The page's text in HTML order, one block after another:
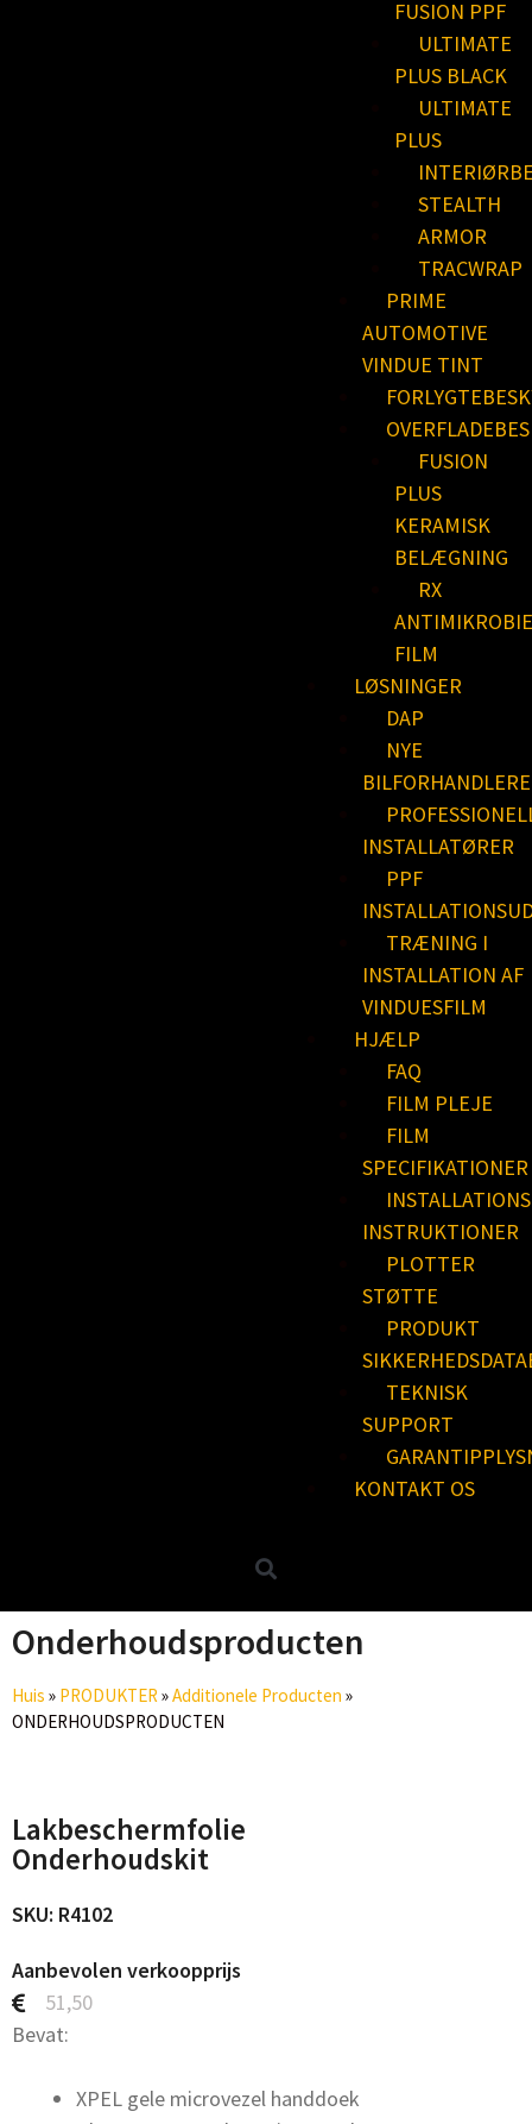
FUSION PPF
ULTIMATE
PLUS BLACK
ULTIMATE
PLUS
STEALTH
ARMOR
TRACWRAP
PRIME
AUTOMOTIVE
VINDUE TINT
FUSION
PLUS
KERAMISK
BELÆGNING
RX
FILM
LØSNINGER
DAP
NYE
BILFORHANDLERE
INSTALLATØRER
PPF
TRÆNING I
INSTALLATION AF
VINDUESFILM
HJÆLP
FAQ
FILM PLEJE
FILM
SPECIFIKATIONER
INSTALLATIONS
INSTRUKTIONER
PLOTTER
STØTTE
PRODUKT
TEKNISK
SUPPORT
KONTAKT OS
Onderhoudsproducten
Huis » PRODUKTER»Additionele Producten »
ONDERHOUDSPRODUCTEN
Lakbeschermfolie
Onderhoudskit
SKU: R4102
Aanbevolen verkoopprijs
51,50
Bevat:
XPEL gele microvezel handdoek